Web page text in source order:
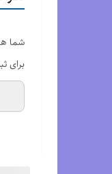
-
-طول
شما
برای